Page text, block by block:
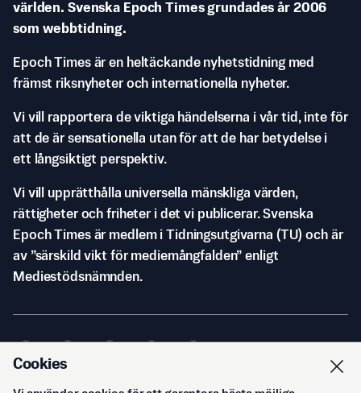
världen. Svenska Epoch Times grundades år 2006
som webbtidning.
Epoch Times är en heltäckande nyhetstidning med
främst riksnyheter och internationella nyheter.
Vi vill rapportera de viktiga händelserna i vår tid, inte för
att de är sensationella utan för att de har betydelse i
ett långsiktigt perspektiv.
Vi vill upprätthålla universella mänskliga värden,
rättigheter och friheter i det vi publicerar. Svenska
Epoch Times är medlem i Tidningsutgivarna (TU) och är
av ”särskild vikt för mediemångfalden” enligt
Mediestödsnämnden.
Cookies